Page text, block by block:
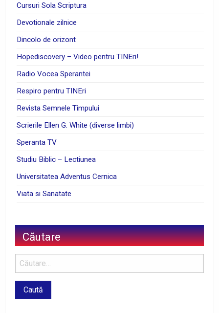
Cursuri Sola Scriptura
Devotionale zilnice
Dincolo de orizont
Hopediscovery – Video pentru TINEri!
Radio Vocea Sperantei
Respiro pentru TINEri
Revista Semnele Timpului
Scrierile Ellen G. White (diverse limbi)
Speranta TV
Studiu Biblic – Lectiunea
Universitatea Adventus Cernica
Viata si Sanatate
Căutare